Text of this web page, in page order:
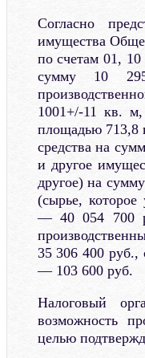
Согласно
имущества
по счетам 01,
сумму 10
1001+/-11 кв.
площадью 713,8
средства на
и другое
другое) на
(сырье, которое
— 40 054 700
35 306 400 руб.,
— 103 600 руб.
Налоговый
возможность
целью